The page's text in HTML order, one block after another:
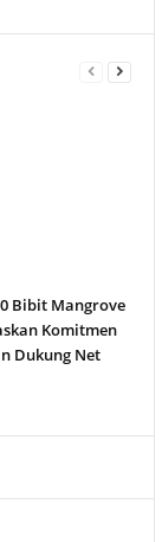
Bibit Mangrove
Komitmen
Dukung Net